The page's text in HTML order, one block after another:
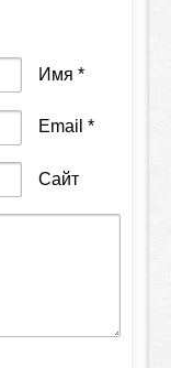
Имя *
Email *
Сайт